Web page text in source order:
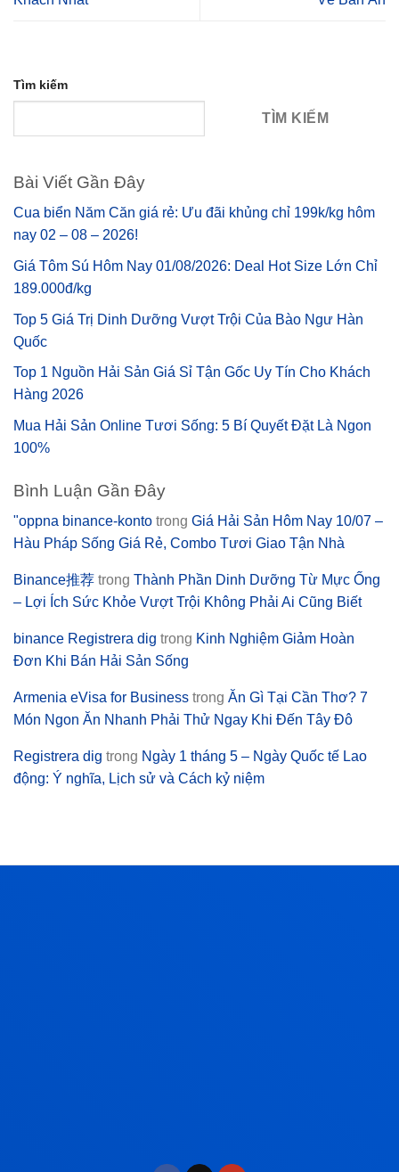
Tìm kiếm
TÌM KIẾM
Bài Viết Gần Đây
Cua biển Năm Căn giá rẻ: Ưu đãi khủng chỉ 199k/kg hôm
nay 02 – 08 – 2026!
Giá Tôm Sú Hôm Nay 01/08/2026: Deal Hot Size Lớn Chỉ
189.000đ/kg
Top 5 Giá Trị Dinh Dưỡng Vượt Trội Của Bào Ngư Hàn
Quốc
Top 1 Nguồn Hải Sản Giá Sỉ Tận Gốc Uy Tín Cho Khách
Hàng 2026
Mua Hải Sản Online Tươi Sống: 5 Bí Quyết Đặt Là Ngon
100%
Bình Luận Gần Đây
"oppna binance-konto trong Giá Hải Sản Hôm Nay 10/07 –
Hàu Pháp Sống Giá Rẻ, Combo Tươi Giao Tận Nhà
Binance推荐 trong Thành Phần Dinh Dưỡng Từ Mực Ống
– Lợi Ích Sức Khỏe Vượt Trội Không Phải Ai Cũng Biết
binance Registrera dig trong Kinh Nghiệm Giảm Hoàn
Đơn Khi Bán Hải Sản Sống
Armenia eVisa for Business trong Ăn Gì Tại Cần Thơ? 7
Món Ngon Ăn Nhanh Phải Thử Ngay Khi Đến Tây Đô
Registrera dig trong Ngày 1 tháng 5 – Ngày Quốc tế Lao
động: Ý nghĩa, Lịch sử và Cách kỷ niệm